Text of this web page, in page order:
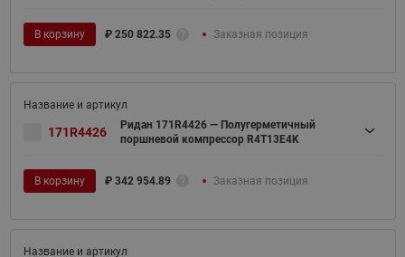
В корзину ₽ 250 822.35 Заказная позиция
171R4426
Ридан 171R4426 — Полугерметичный
поршневой компрессор R4T13E4K
В корзину ₽ 342 954.89 Заказная позиция